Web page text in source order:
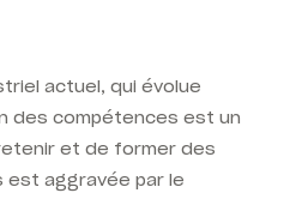
actuel, qui évolue
des compétences est un
et de former des
aggravée par le